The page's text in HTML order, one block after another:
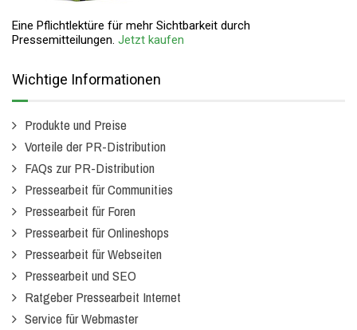
Eine Pflichtlektüre für mehr Sichtbarkeit durch
Pressemitteilungen. Jetzt kaufen
Wichtige Informationen
Produkte und Preise
Vorteile der PR-Distribution
FAQs zur PR-Distribution
Pressearbeit für Communities
Pressearbeit für Foren
Pressearbeit für Onlineshops
Pressearbeit für Webseiten
Pressearbeit und SEO
Ratgeber Pressearbeit Internet
Service für Webmaster